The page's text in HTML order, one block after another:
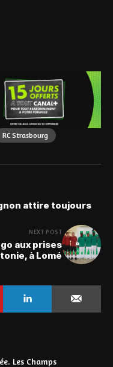
RC Strasbourg
attire toujours
NEXT POST
aux prises
à Lomé
Les Champs